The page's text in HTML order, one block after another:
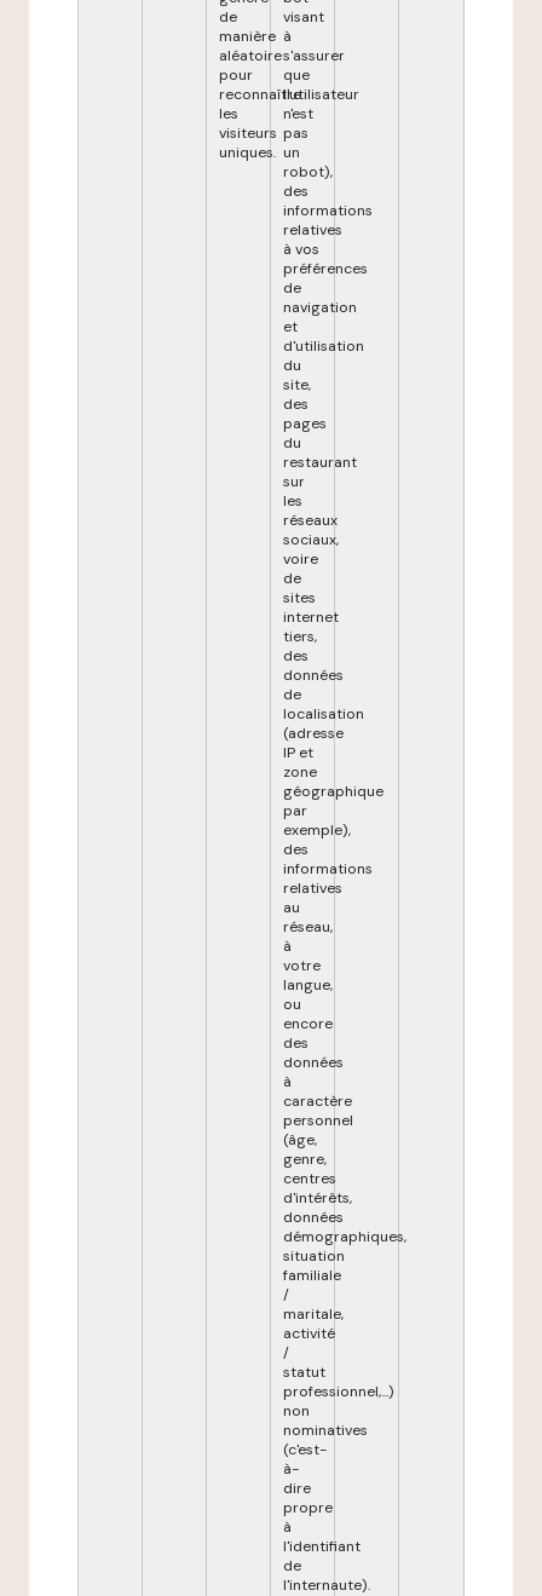
de
manière
aléatoire
pour
reconnaître
les
visiteurs
uniques.
visant
à
s'assurer
que
l'utilisateur
n'est
pas
un
robot),
des
informations
relatives
à vos
préférences
de
navigation
et
d'utilisation
du
site,
des
pages
du
restaurant
sur
les
réseaux
sociaux,
voire
de
sites
internet
tiers,
des
données
de
localisation
(adresse
IP et
zone
géographique
par
exemple),
des
informations
relatives
au
réseau,
à
votre
langue,
ou
encore
des
données
à
caractère
personnel
(âge,
genre,
centres
d'intérêts,
données
démographiques,
situation
familiale
/
maritale,
activité
/
statut
professionnel,...)
non
nominatives
(c'est-
à-
dire
propre
à
l'identifiant
de
l'internaute).